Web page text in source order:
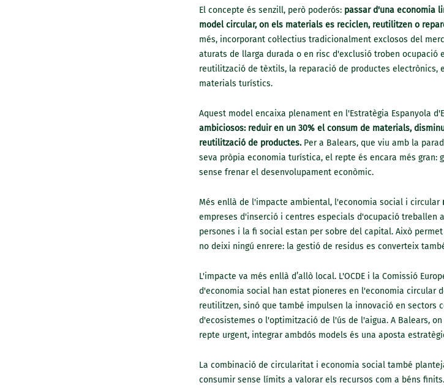
El concepte és senzill, però poderós: passar d'una economia
model circular, on els materials es reciclen, reutilitzen o
més, incorporant col·lectius tradicionalment exclosos del
aturats de llarga durada o en risc d'exclusió troben ocupació
reutilització de tèxtils, la reparació de productes electrònics,
materials turístics.
Aquest model encaixa plenament en l'Estratègia Espanyola
ambiciosos: reduir en un 30% el consum de materials,
reutilització de productes.Per a Balears, que viu amb la
seva pròpia economia turística, el repte és encara més gran:
sense frenar el desenvolupament econòmic.
Més enllà de l'impacte ambiental, l'economia social i circular
empreses d'inserció i centres especials d'ocupació treballen
persones i la fi social estan per sobre del capital. Això
no deixi ningú enrere: la gestió de residus es converteix
L'impacte va més enllà d’allò local. L'OCDE i la Comissió
d'economia social han estat pioneres en l'economia circular
reutilitzen, sinó que també impulsen la innovació en sectors
d'ecosistemes o l'optimització de l'ús de l'aigua. A Balears,
repte urgent, integrar ambdós models és una aposta
La combinació de circularitat i economia social també
consumir sense límits a valorar els recursos com a béns